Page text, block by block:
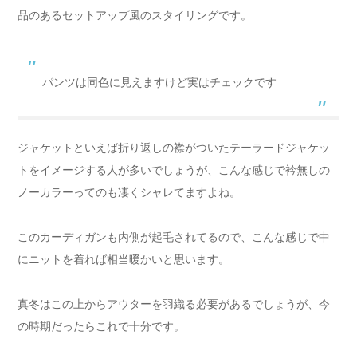
品のあるセットアップ風のスタイリングです。
パンツは同色に見えますけど実はチェックです
ジャケットといえば折り返しの襟がついたテーラードジャケッ
トをイメージする人が多いでしょうが、こんな感じで衿無しの
ノーカラーってのも凄くシャレてますよね。
このカーディガンも内側が起毛されてるので、こんな感じで中
にニットを着れば相当暖かいと思います。
真冬はこの上からアウターを羽織る必要があるでしょうが、今
の時期だったらこれで十分です。